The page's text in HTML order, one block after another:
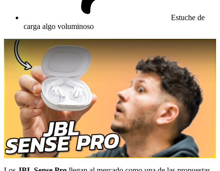
Estuche de
carga algo voluminoso